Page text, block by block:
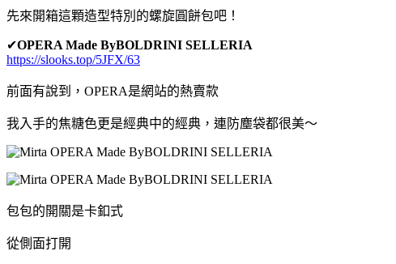
先來開箱這顆造型特別的螺旋圓餅包吧！
✔OPERA Made ByBOLDRINI SELLERIA
https://slooks.top/5JFX/63
前面有說到，OPERA是網站的熱賣款
我入手的焦糖色更是經典中的經典，連防塵袋都很美～
包包的開關是卡釦式
從側面打開